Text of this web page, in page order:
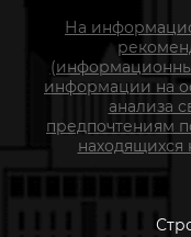
На
информации на
анализа
предпочтениям
находящихся